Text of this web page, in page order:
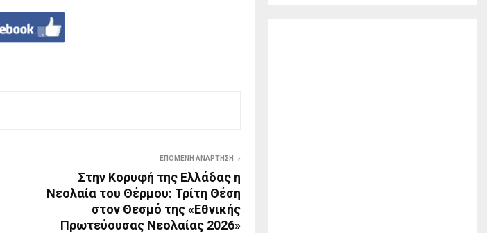
ΕΠΌΜΕΝΗ ΑΝΆΡΤΗΣΗ
Στην Κορυφή της Ελλάδας η
Νεολαία του Θέρμου: Τρίτη Θέση
στον Θεσμό της «Εθνικής
Πρωτεύουσας Νεολαίας 2026»